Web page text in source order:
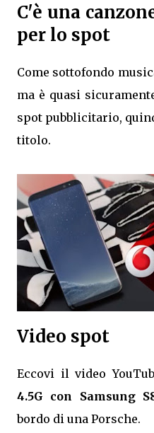
C'è una
per lo spot
Come sottofondo
ma è quasi
spot pubblicitario,
titolo.
Video spot
Eccovi il video
4.5G con Samsung
bordo di una Porsche.